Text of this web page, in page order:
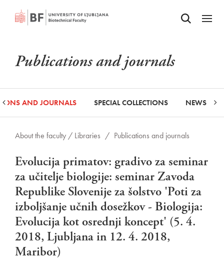
SKIP TO MAIN CONTENTOdpri iskalnik
Odpri
Publications and journals
AND JOURNALS SPECIAL COLLECTIONS NEWS
About the faculty / Libraries / Publications and journals
Evolucija primatov: gradivo za seminar
za učitelje biologije: seminar Zavoda
Republike Slovenije za šolstvo 'Poti za
izboljšanje učnih dosežkov - Biologija:
Evolucija kot osrednji koncept' (5. 4.
2018, Ljubljana in 12. 4. 2018,
Maribor)